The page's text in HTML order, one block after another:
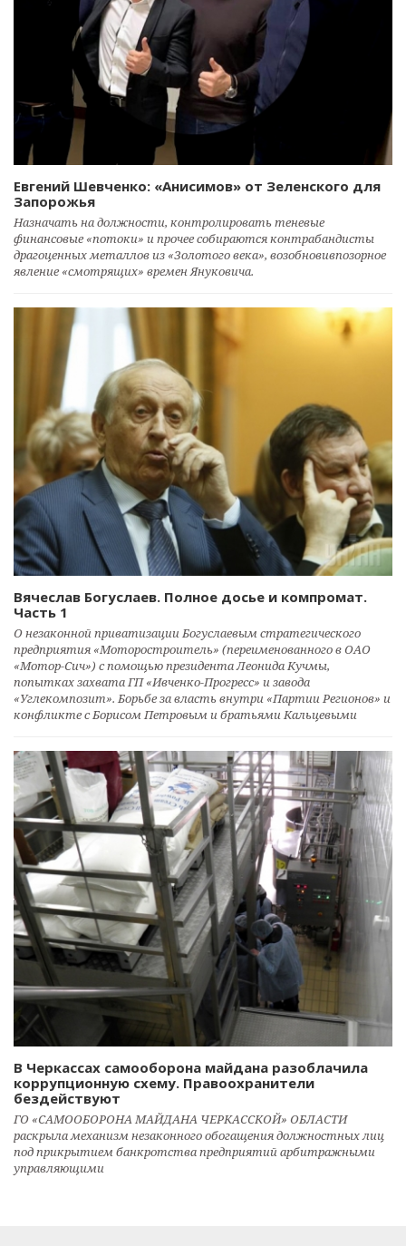
Евгений Шевченко: «Анисимов» от Зеленского для
Запорожья
Назначать на должности, контролировать теневые
финансовые «потоки» и прочее собираются контрабандисты
драгоценных металлов из «Золотого века», возобновивпозорное
явление «смотрящих» времен Януковича.
Вячеслав Богуслаев. Полное досье и компромат.
Часть 1
О незаконной приватизации Богуслаевым стратегического
предприятия «Моторостроитель» (переименованного в ОАО
«Мотор-Сич») с помощью президента Леонида Кучмы,
попытках захвата ГП «Ивченко-Прогресс» и завода
«Углекомпозит». Борьбе за власть внутри «Партии Регионов» и
конфликте с Борисом Петровым и братьями Кальцевыми
В Черкассах самооборона майдана разоблачила
коррупционную схему. Правоохранители
бездействуют
ГО «САМООБОРОНА МАЙДАНА ЧЕРКАССКОЙ» ОБЛАСТИ
раскрыла механизм незаконного обогащения должностных лиц
под прикрытием банкротства предприятий арбитражными
управляющими